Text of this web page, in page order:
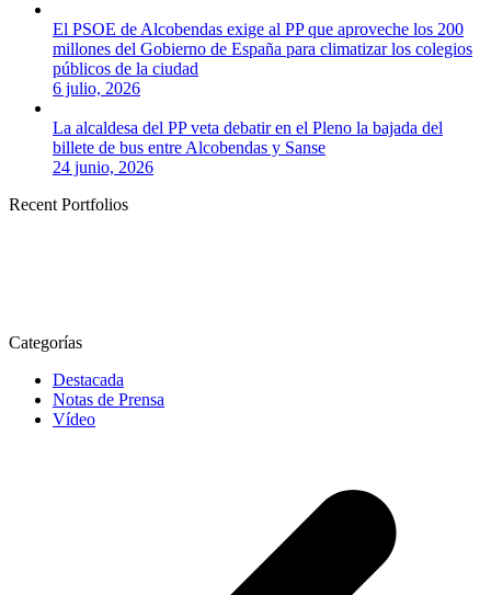
El PSOE de Alcobendas exige al PP que aproveche los 200
millones del Gobierno de España para climatizar los colegios
públicos de la ciudad
6 julio, 2026
La alcaldesa del PP veta debatir en el Pleno la bajada del
billete de bus entre Alcobendas y Sanse
24 junio, 2026
Recent Portfolios
Categorías
Destacada
Notas de Prensa
Vídeo